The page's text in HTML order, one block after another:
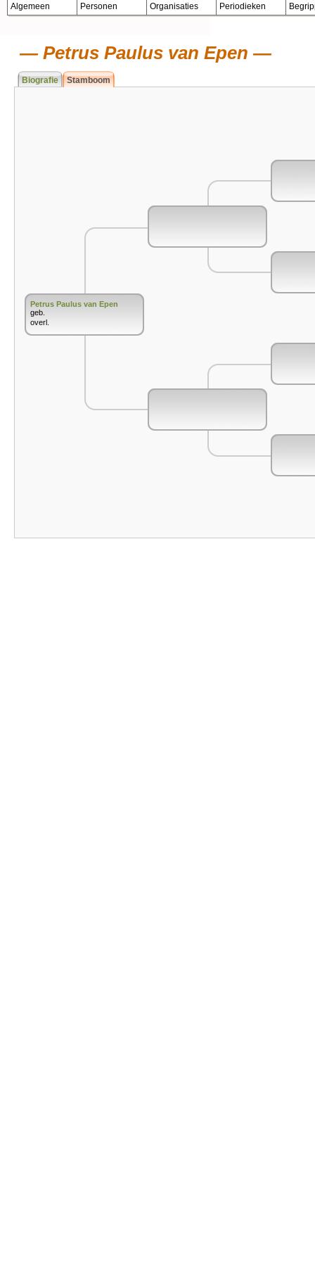
Algemeen Personen Organisaties Periodieken
Petrus Paulus van Epen
Biografie Stamboom
Petrus Paulus van Epen
geb.
overl.